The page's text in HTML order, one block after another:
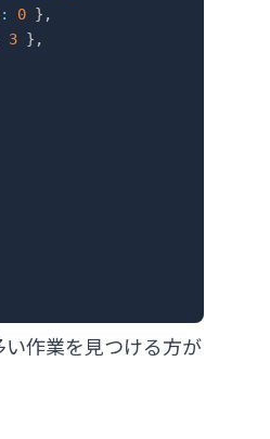
: 0 } ,
3 } ,
作業を見つける方が